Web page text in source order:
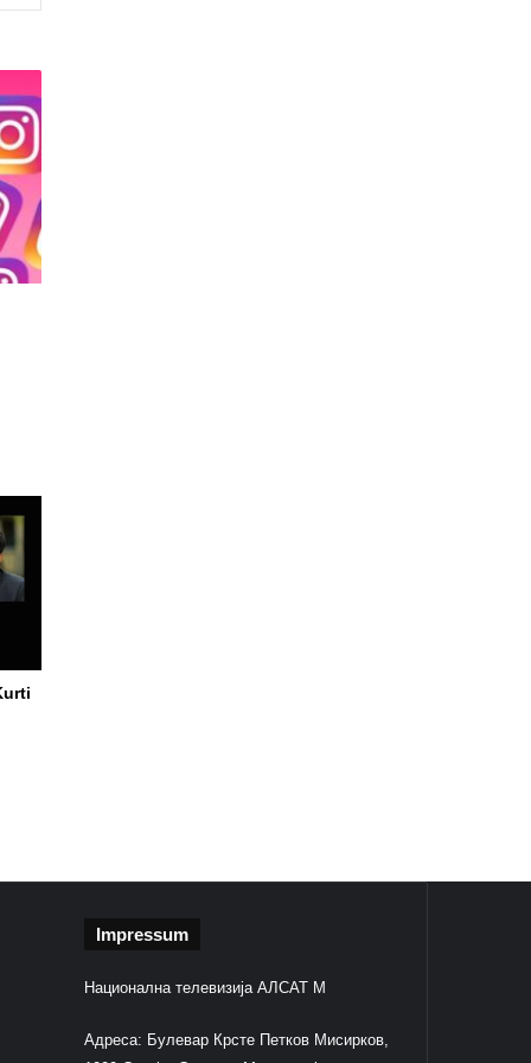
Impressum
Национална телевизија АЛСАТ М
Адреса: Булевар Крсте Петков Мисирков,